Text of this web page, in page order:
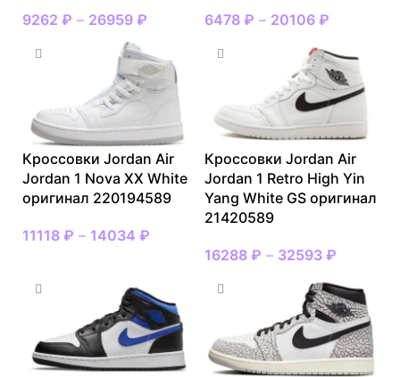
9262 ₽ – 26959 ₽ 6478 ₽ – 20106 ₽
Кроссовки Jordan Air
Jordan 1 Nova XX White
оригинал 220194589
11118 ₽ – 14034 ₽
Кроссовки Jordan Air
Jordan 1 Retro High Yin
Yang White GS оригинал
21420589
16288 ₽ – 32593 ₽